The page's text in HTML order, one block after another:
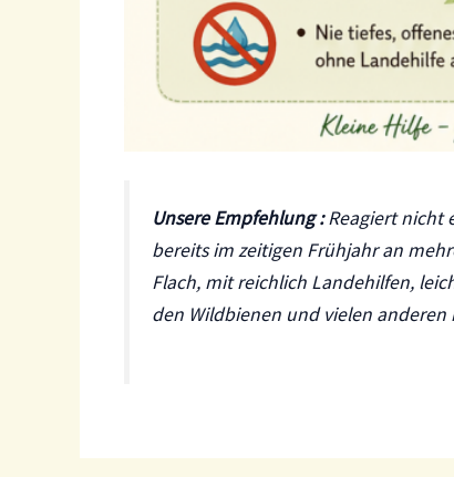
Unsere Empfehlung :Reagiert nicht
bereits im zeitigen Frühjahr an
Flach, mit reichlich Landehilfen,
den Wildbienen und vielen